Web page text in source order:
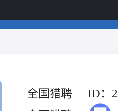
全国猎聘 ID：